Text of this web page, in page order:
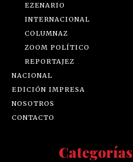
EZENARIO
INTERNACIONAL
COLUMNAZ
ZOOM POLÍTICO
REPORTAJEZ
NACIONAL
EDICIÓN IMPRESA
NOSOTROS
CONTACTO